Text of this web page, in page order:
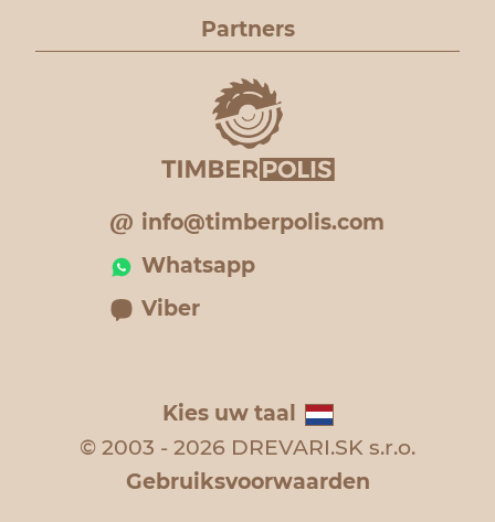
Partners
info@timberpolis.com
Whatsapp
Viber
Kies uw taal
© 2003 - 2026 DREVARI.SK s.r.o.
Gebruiksvoorwaarden